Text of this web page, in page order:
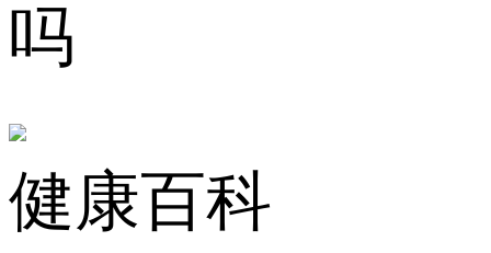
吗
健康百科